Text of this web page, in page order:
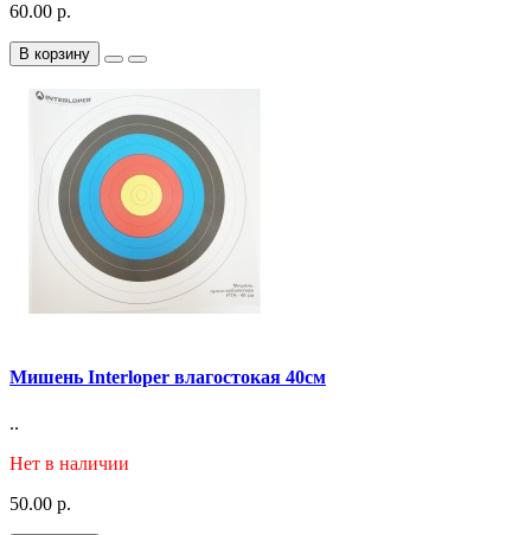
60.00 р.
В корзину
Мишень Interloper влагостокая 40см
..
Нет в наличии
50.00 р.